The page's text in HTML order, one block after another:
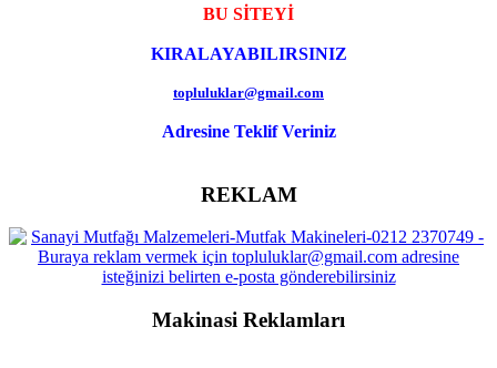
BU SİTEYİ
KIRALAYABILIRSINIZ
topluluklar@gmail.com
Adresine Teklif Veriniz
REKLAM
Makinasi Reklamları